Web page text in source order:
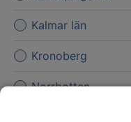
Kalmar län
Kronoberg
Norrbotten